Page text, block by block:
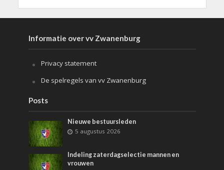
Informatie over vv Zwanenburg
Privacy statement
De spelregels van vv Zwanenburg
Posts
Nieuwe bestuursleden
5 augustus 2026
Indeling zaterdagselectie mannen en
vrouwen